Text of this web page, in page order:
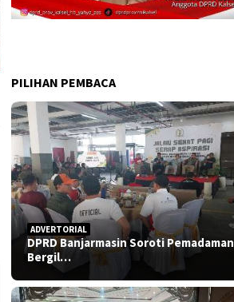
PILIHAN PEMBACA
ADVERTORIAL
DPRD Banjarmasin Soroti Pemadaman
Bergil…